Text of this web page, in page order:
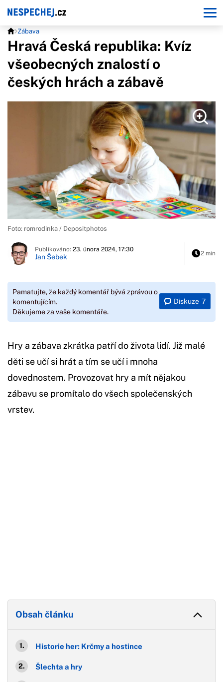
Zábava
Hravá Česká republika: Kvíz
všeobecných znalostí o
českých hrách a zábavě
Foto: romrodinka / Depositphotos
Publikováno: 23. února 2024, 17:30
Jan Šebek 2 min
Pamatujte, že každý komentář bývá zprávou o
komentujícím.
Děkujeme za vaše komentáře.
Diskuze 7
Hry a zábava zkrátka patří do života lidí. Již malé
děti se učí si hrát a tím se učí i mnoha
dovednostem. Provozovat hry a mít nějakou
zábavu se promítalo do všech společenských
vrstev.
Obsah článku
Historie her: Krčmy a hostince
Šlechta a hry